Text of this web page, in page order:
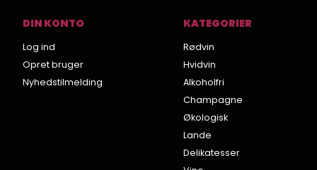
DIN KONTO
Log ind
Opret bruger
Nyhedstilmelding
KATEGORIER
Rødvin
Hvidvin
Alkoholfri
Champagne
Økologisk
Lande
Delikatesser